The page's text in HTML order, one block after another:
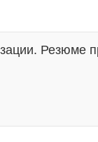
Резюме